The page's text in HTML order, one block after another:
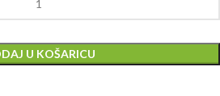
U KOŠARICU